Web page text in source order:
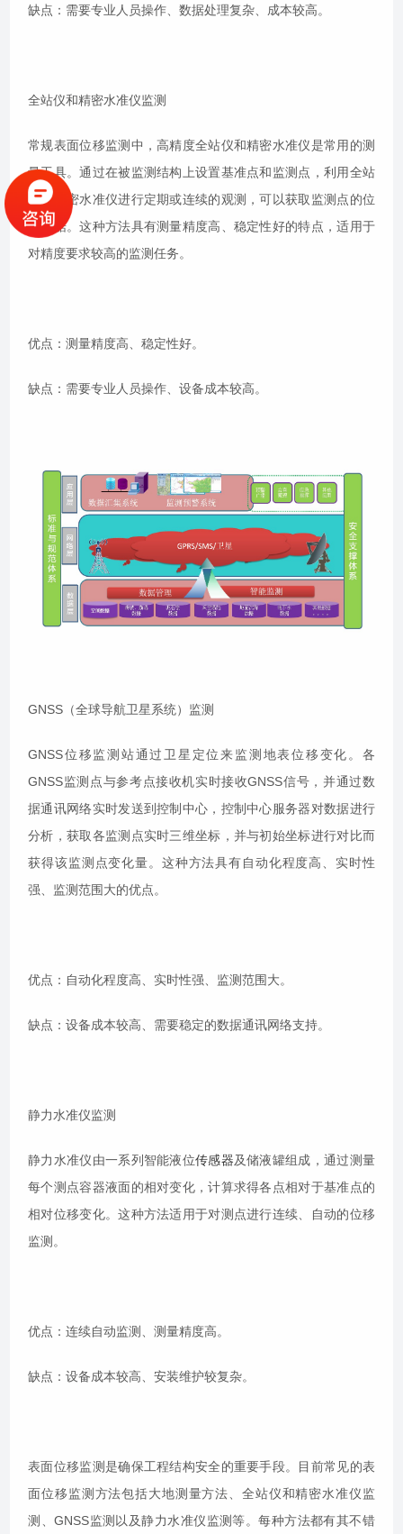
缺点：需要专业人员操作、数据处理复杂、成本较高。
全站仪和精密水准仪监测
常规表面位移监测中，高精度全站仪和精密水准仪是常用的测
量工具。通过在被监测结构上设置基准点和监测点，利用全站
仪和精密水准仪进行定期或连续的观测，可以获取监测点的位
移数据。这种方法具有测量精度高、稳定性好的特点，适用于
对精度要求较高的监测任务。
优点：测量精度高、稳定性好。
缺点：需要专业人员操作、设备成本较高。
GNSS（全球导航卫星系统）监测
GNSS位移监测站通过卫星定位来监测地表位移变化。各
GNSS监测点与参考点接收机实时接收GNSS信号，并通过数
据通讯网络实时发送到控制中心，控制中心服务器对数据进行
分析，获取各监测点实时三维坐标，并与初始坐标进行对比而
获得该监测点变化量。这种方法具有自动化程度高、实时性
强、监测范围大的优点。
优点：自动化程度高、实时性强、监测范围大。
缺点：设备成本较高、需要稳定的数据通讯网络支持。
静力水准仪监测
静力水准仪由一系列智能液位传感器及储液罐组成，通过测量
每个测点容器液面的相对变化，计算求得各点相对于基准点的
相对位移变化。这种方法适用于对测点进行连续、自动的位移
监测。
优点：连续自动监测、测量精度高。
缺点：设备成本较高、安装维护较复杂。
表面位移监测是确保工程结构安全的重要手段。目前常见的表
面位移监测方法包括大地测量方法、全站仪和精密水准仪监
测、GNSS监测以及静力水准仪监测等。每种方法都有其不错